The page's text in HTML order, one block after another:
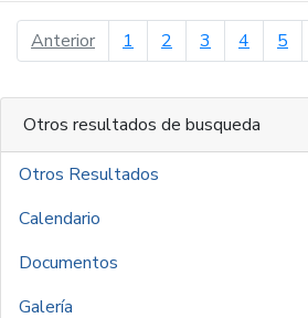
Anteriorpágina anterior
1 2 3 4 5
Otros resultados de busqueda
Otros Resultados
Calendario
Documentos
Galería